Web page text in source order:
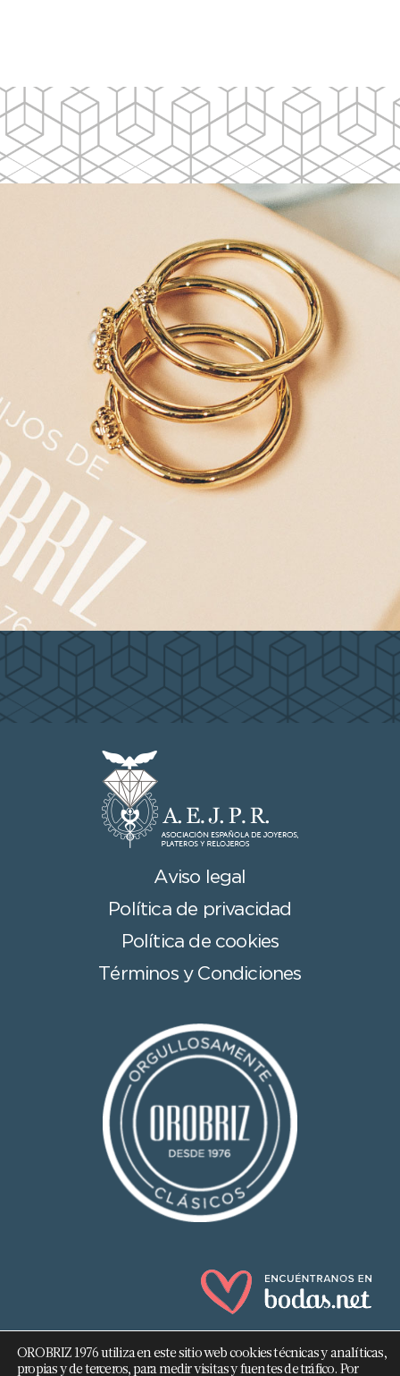
Aviso legal
Política de privacidad
Política de cookies
Términos y Condiciones
OROBRIZ 1976 utiliza en este sitio web cookies técnicas y analíticas,
propias y de terceros, para medir visitas y fuentes de tráfico. Por